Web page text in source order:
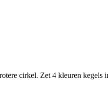
cirkel. Zet 4 kleuren